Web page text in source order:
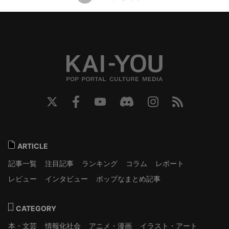
ARTICLE
記事一覧
注目記事 ランキング コラム
レポート
レビュー
インタビュー ポップなまとめ記事
CATEGORY
本・文芸
情報化社会 アニメ・漫画 イラスト・アート